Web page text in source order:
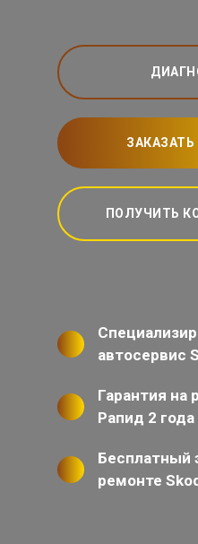
ПОЛУЧИТЬ
автосервис
Гарантия на
Рапид 2 года
Бесплатный
ремонте